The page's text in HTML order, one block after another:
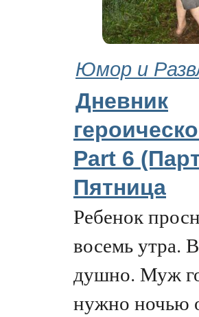
Юмор и
Дневник
Part 6
Пятница
Ребенок
восемь утра.
душно. Муж
нужно ночью